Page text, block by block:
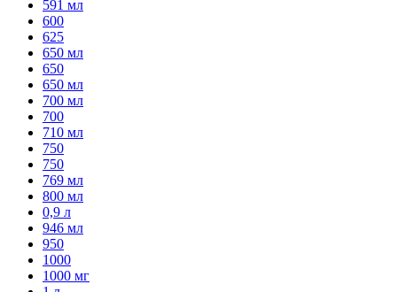
591 мл
600
625
650 мл
650
650 мл
700 мл
700
710 мл
750
750
769 мл
800 мл
0,9 л
946 мл
950
1000
1000 мг